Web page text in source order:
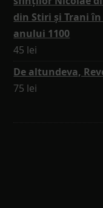
din Stiri și Trani
anului 1100
45 lei
De altundeva,
75 lei